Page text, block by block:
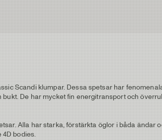
Scandi klumpar. Dessa spetsar har
De har mycket fin energitransport och
Alla har starka, förstärkta öglor i båda ändar
4D bodies.